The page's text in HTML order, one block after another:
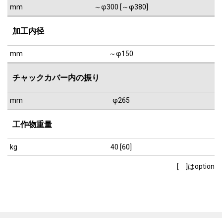
mm ～φ300 [～φ380]
加工内径
mm ～φ150
チャックカバー内の振り
mm φ265
工作物重量
kg 40 [60]
[ ]はoption